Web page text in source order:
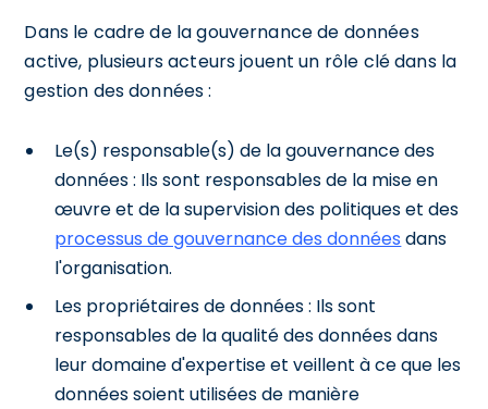
Dans le cadre de la gouvernance de données
active, plusieurs acteurs jouent un rôle clé dans la
gestion des données :
Le(s) responsable(s) de la gouvernance des
données : Ils sont responsables de la mise en
œuvre et de la supervision des politiques et des
processus de gouvernance des données dans
l'organisation.
Les propriétaires de données : Ils sont
responsables de la qualité des données dans
leur domaine d'expertise et veillent à ce que les
données soient utilisées de manière